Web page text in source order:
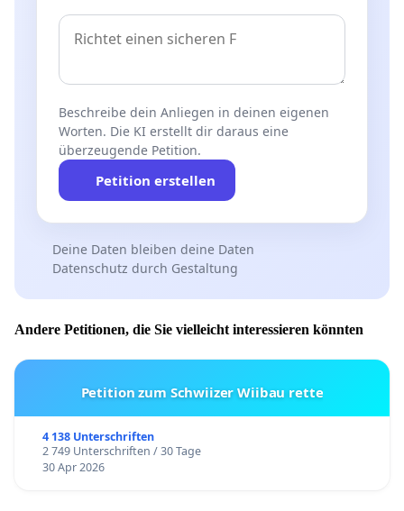
Beschreibe dein Anliegen in deinen eigenen
Worten. Die KI erstellt dir daraus eine
überzeugende Petition.
Petition erstellen
Deine Daten bleiben deine Daten
Datenschutz durch Gestaltung
Andere Petitionen, die Sie vielleicht interessieren könnten
Petition zum Schwiizer Wiibau rette
4 138 Unterschriften
2 749 Unterschriften / 30 Tage
30 Apr 2026